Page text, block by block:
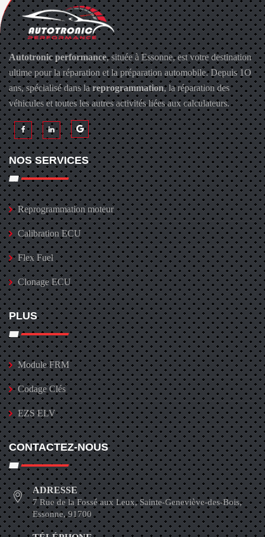
Autotronic performance, située à Essonne, est votre destination
ultime pour la réparation et la préparation automobile. Depuis 1O
ans, spécialisé dans lareprogrammation, la réparation des
véhicules et toutes les autres activités liées aux calculateurs.
NOS SERVICES
Reprogrammation moteur
Calibration ECU
Flex Fuel
Clonage ECU
PLUS
Module FRM
Codage Clés
EZS ELV
CONTACTEZ-NOUS
ADRESSE
7 Rue de la Fossé aux Leux, Sainte-Geneviève-des-Bois,
Essonne, 91700